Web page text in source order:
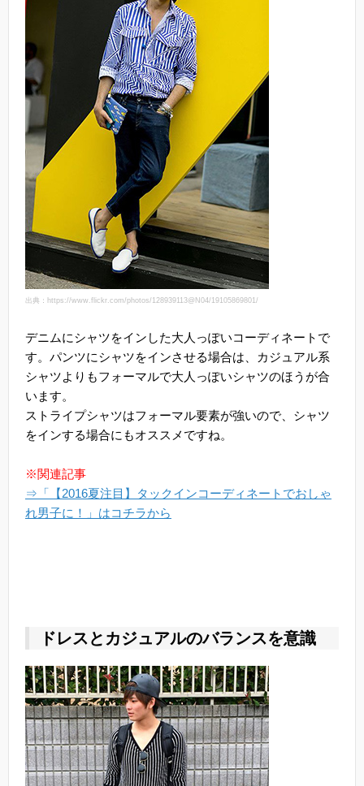
出典：https://www.flickr.com/photos/128939113@N04/19105869801/
デニムにシャツをインした大人っぽいコーディネートで
す。パンツにシャツをインさせる場合は、カジュアル系
シャツよりもフォーマルで大人っぽいシャツのほうが合
います。
ストライプシャツはフォーマル要素が強いので、シャツ
をインする場合にもオススメですね。
※関連記事
⇒「【2016夏注目】タックインコーディネートでおしゃ
れ男子に！」はコチラから
ドレスとカジュアルのバランスを意識